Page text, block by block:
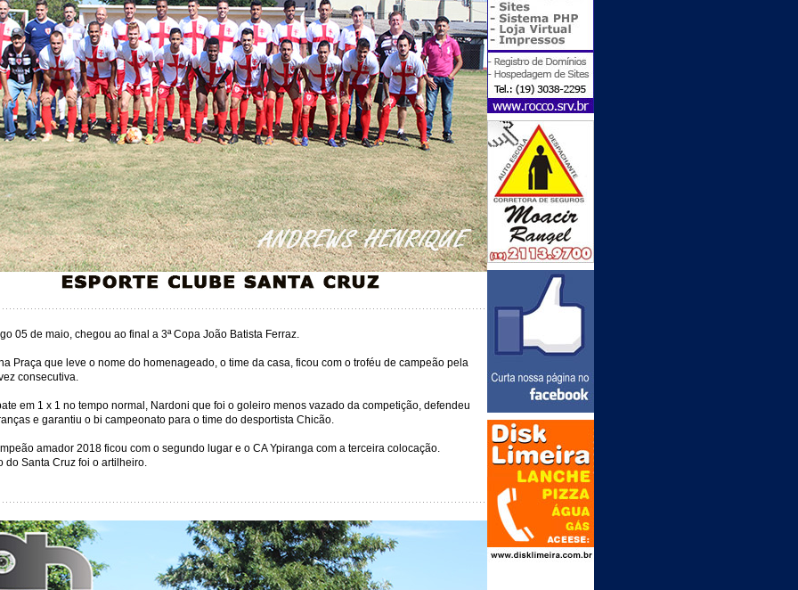
05 de maio, chegou ao final a 3ª Copa João Batista Ferraz.
Praça que leve o nome do homenageado, o time da casa, ficou com o troféu de campeão pela
consecutiva.
em 1 x 1 no tempo normal, Nardoni que foi o goleiro menos vazado da competição, defendeu
e garantiu o bi campeonato para o time do desportista Chicão.
amador 2018 ficou com o segundo lugar e o CA Ypiranga com a terceira colocação.
do Santa Cruz foi o artilheiro.